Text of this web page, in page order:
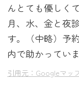
んとても優しく
月、水、金と夜
す。（中略）予
内で助かってい
引用元：Googleマ